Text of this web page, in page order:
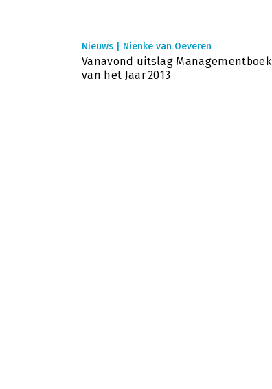
Nieuws | Nienke van Oeveren
Vanavond uitslag Managementboek
van het Jaar 2013